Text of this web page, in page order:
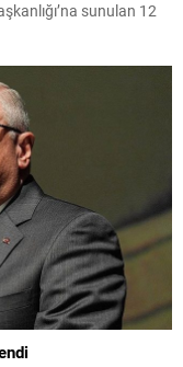
sunulan 12
Toplumsal
olarak